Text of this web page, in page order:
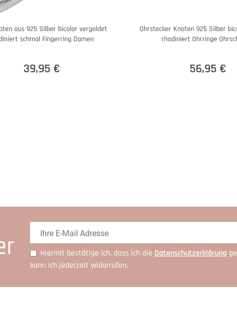
aus 925 Silber bicolor vergoldet
schmal Fingerring Damen
39,95 €
Ohrstecker Knoten 925 Silber
rhodiniert Ohrringe
56,95 €
Hiermit bestätige ich, dass ich die Daten­schutz­erklärung
kann ich jederzeit widerrufen.